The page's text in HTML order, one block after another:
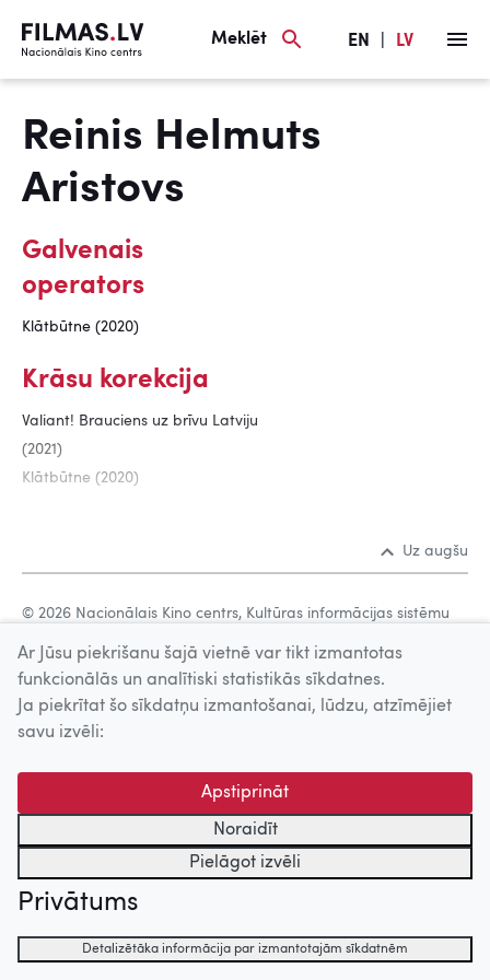
Meklēt EN LV
Reinis Helmuts
Aristovs
Galvenais
operators
Klātbūtne (2020)
Krāsu korekcija
Valiant! Brauciens uz brīvu Latviju
(2021)
Klātbūtne (2020)
Uz augšu
© 2026 Nacionālais Kino centrs, Kultūras informācijas sistēmu
kinofotofonodokumentu arhīvs.
Ar Jūsu piekrišanu šajā vietnē var tikt izmantotas
funkcionālās un analītiski statistikās sīkdatnes.
Ja piekrītat šo sīkdatņu izmantošanai, lūdzu, atzīmējiet
savu izvēli:
Apstiprināt
Noraidīt
Pielāgot izvēli
Privātums
Detalizētāka informācija par izmantotajām sīkdatnēm